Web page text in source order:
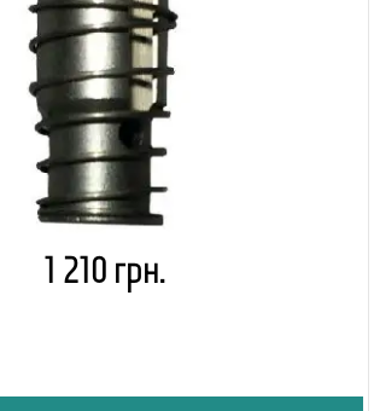
1 210 грн.